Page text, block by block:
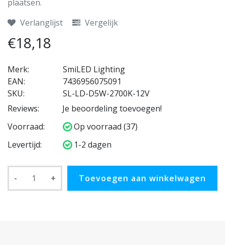
plaatsen.
Verlanglijst
Vergelijk
€18,18
Merk:
SmiLED Lighting
EAN:
7436956075091
SKU:
SL-LD-D5W-2700K-12V
Reviews:
Je beoordeling toevoegen!
Voorraad:
Op voorraad (37)
Levertijd:
1-2 dagen
- + Toevoegen aan winkelwagen